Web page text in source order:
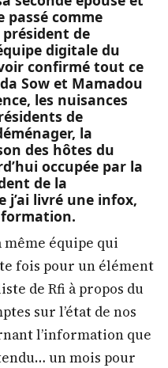
passé comme
de
digitale du
confirmé tout ce
Sow et Mamadou
les nuisances
de
la
des hôtes du
occupée par la
de la
j’ai livré une infox,
même équipe qui
fois pour un élément
de Rfi à propos du
sur l’état de nos
l’information que
un mois pour